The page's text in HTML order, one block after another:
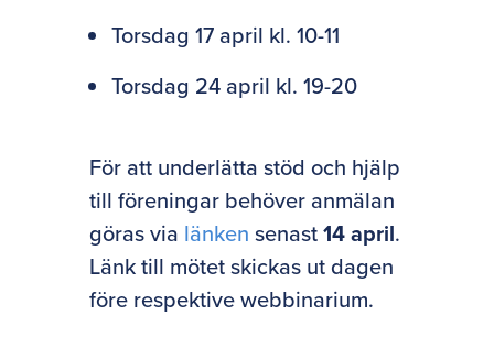
Torsdag 17 april kl. 10-11
Torsdag 24 april kl. 19-20
För att underlätta stöd och hjälp
till föreningar behöver anmälan
göras via länken senast14 april.
Länk till mötet skickas ut dagen
före respektive webbinarium.